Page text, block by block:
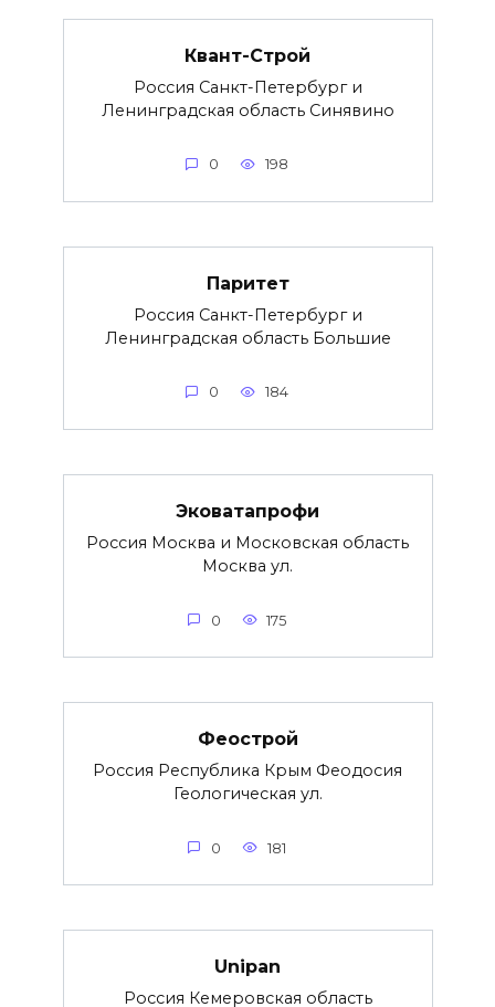
Квант-Строй
Россия Санкт-Петербург и
Ленинградская область Синявино
0 198
Паритет
Россия Санкт-Петербург и
Ленинградская область Большие
0 184
Эковатапрофи
Россия Москва и Московская область
Москва ул.
0 175
Феострой
Россия Республика Крым Феодосия
Геологическая ул.
0 181
Unipan
Россия Кемеровская область